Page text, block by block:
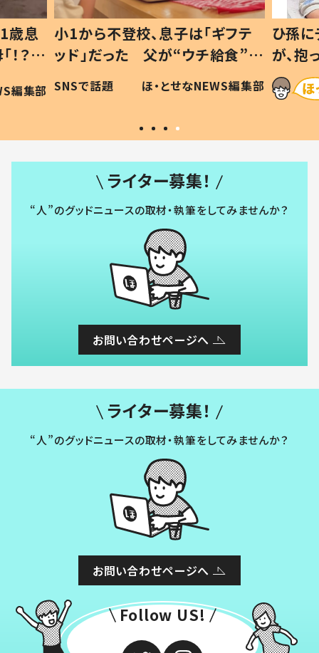
歳息
？」
編集部
小1から不登校、息子は「ギフテ
ッド」だった 父が“ウチ給食”を
作り続ける理由とは #令和の親
#令和の子
SNSで話題 ほ・とせなNEWS編集部
ひ孫
が、
「涙が
い」
ライター募集！
“人”のグッドニュースの取材・執筆をしてみませんか？
お問い合わせページへ
ライター募集！
“人”のグッドニュースの取材・執筆をしてみませんか？
お問い合わせページへ
Follow US!